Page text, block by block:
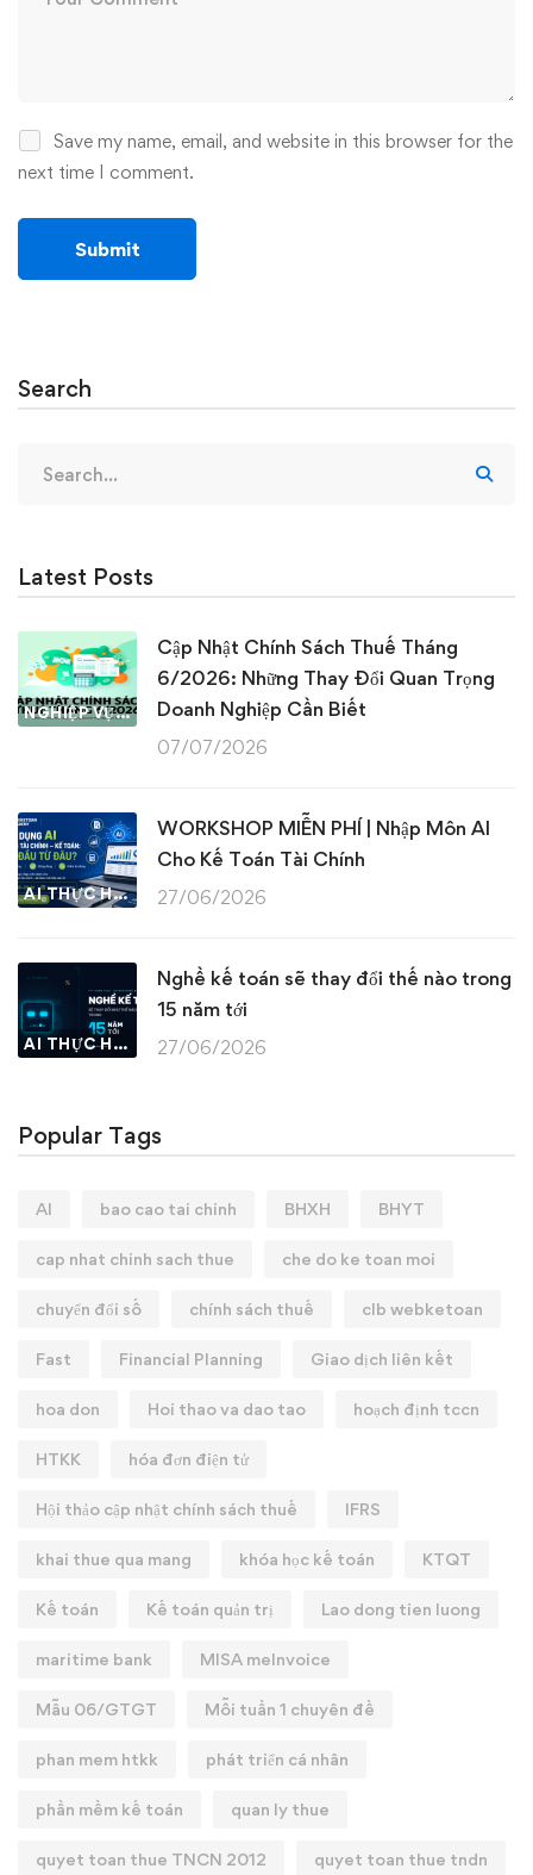
Save my name, email, and website in this browser for the
next time I comment.
Search
for:
Latest Posts
NGHIỆP VỤ KẾ TOÁN & THUẾ
Cập Nhật Chính Sách Thuế Tháng
6/2026: Những Thay Đổi Quan Trọng
Doanh Nghiệp Cần Biết
07/07/2026
AI THỰC HÀNH
WORKSHOP MIỄN PHÍ | Nhập Môn AI
Cho Kế Toán Tài Chính
27/06/2026
AI THỰC HÀNH
Nghề kế toán sẽ thay đổi thế nào trong
15 năm tới
27/06/2026
Popular Tags
AI bao cao tai chinh BHXH BHYT
cap nhat chinh sach thue che do ke toan moi
chuyển đổi số chính sách thuế clb webketoan
Fast Financial Planning Giao dịch liên kết
hoa don Hoi thao va dao tao hoạch định tccn
HTKK hóa đơn điện tử
Hội thảo cập nhật chính sách thuế IFRS
khai thue qua mang khóa học kế toán KTQT
Kế toán Kế toán quản trị Lao dong tien luong
maritime bank MISA meInvoice
Mẫu 06/GTGT Mỗi tuần 1 chuyên đề
phan mem htkk phát triển cá nhân
phần mềm kế toán quan ly thue
quyet toan thue TNCN 2012 quyet toan thue tndn